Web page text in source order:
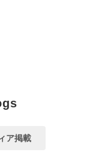
ア掲載